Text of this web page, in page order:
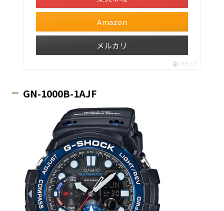
Amazon
メルカリ
ポチップ
GN-1000B-1AJF